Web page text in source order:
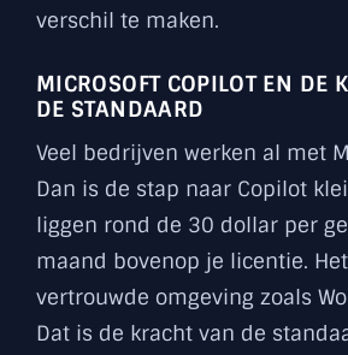
verschil te maken.
MICROSOFT COPILOT EN DE
DE STANDAARD
Veel bedrijven werken al met
Dan is de stap naar Copilot
liggen rond de 30 dollar per
maand bovenop je licentie.
vertrouwde omgeving zoals
Dat is de kracht van de